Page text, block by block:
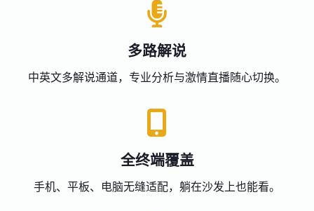
多路解说
中英文多解说通道，专业分析与激情直播随心切换。
全终端覆盖
手机、平板、电脑无缝适配，躺在沙发上也能看。